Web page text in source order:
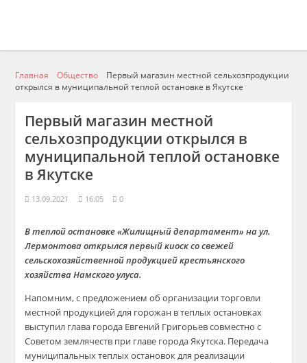
Главная Общество
Первый магазин местной сельхозпродукции
открылся в муниципальной теплой остановке в Якутске
Первый магазин местной
сельхозпродукции открылся в
муниципальной теплой остановке
в Якутске
13.09.2021 16:05 0
В теплой остановке «Жилищный департамент» на ул.
Лермонтова открылся первый киоск со свежей
сельскохозяйственной продукцией крестьянского
хозяйства Намского улуса.
Напомним, с предложением об организации торговли
местной продукцией для горожан в теплых остановках
выступил глава города Евгений Григорьев совместно с
Советом землячеств при главе города Якутска. Передача
муниципальных теплых остановок для реализации